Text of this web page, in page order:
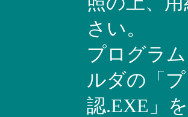
さい。
プログラ
ルダの「
認.EXE」